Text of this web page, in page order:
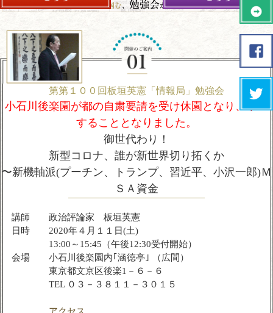
第第１００回板垣英憲「情報局」勉強会
小石川後楽園が都の自粛要請を受け休園となり、中止
することとなりました。
御世代わり！
新型コロナ、誰が新世界切り拓くか
〜新機軸派(プーチン、トランプ、習近平、小沢一郎)Ｍ
ＳＡ資金
講師
政治評論家 板垣英憲
日時
2020年４月１１日(土)
13:00～15:45（午後12:30受付開始）
会場
小石川後楽園内｢涵徳亭｣ （広間）
東京都文京区後楽1－６－６
TEL ０３－３８１１－３０１５